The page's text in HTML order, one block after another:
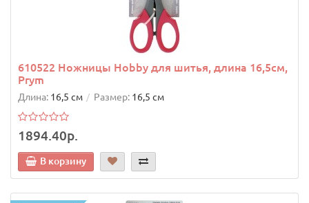
610522 Ножницы Hobby для шитья, длина 16,5см,
Prym
Длина: 16,5 см Размер: 16,5 см
1894.40р.
В корзину